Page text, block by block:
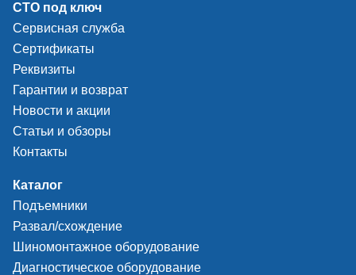
СТО под ключ
Сервисная служба
Сертификаты
Реквизиты
Гарантии и возврат
Новости и акции
Статьи и обзоры
Контакты
Каталог
Подъемники
Развал/схождение
Шиномонтажное оборудование
Диагностическое оборудование